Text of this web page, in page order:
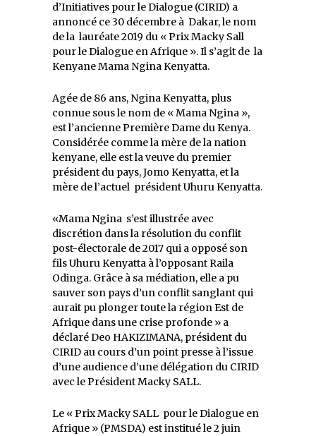
d’Initiatives pour le Dialogue (CIRID) a
annoncé ce 30 décembre à Dakar, le nom
de la lauréate 2019 du « Prix Macky Sall
pour le Dialogue en Afrique ». Il s’agit de la
Kenyane Mama Ngina Kenyatta.
Agée de 86 ans, Ngina Kenyatta, plus
connue sous le nom de « Mama Ngina »,
est l’ancienne Première Dame du Kenya.
Considérée comme la mère de la nation
kenyane, elle est la veuve du premier
président du pays, Jomo Kenyatta, et la
mère de l’actuel président Uhuru Kenyatta.
«Mama Ngina s’est illustrée avec
discrétion dans la résolution du conflit
post-électorale de 2017 qui a opposé son
fils Uhuru Kenyatta à l’opposant Raila
Odinga. Grâce à sa médiation, elle a pu
sauver son pays d’un conflit sanglant qui
aurait pu plonger toute la région Est de
Afrique dans une crise profonde » a
déclaré Deo HAKIZIMANA, président du
CIRID au cours d’un point presse à l’issue
d’une audience d’une délégation du CIRID
avec le Président Macky SALL.
Le « Prix Macky SALL pour le Dialogue en
Afrique » (PMSDA) est institué le 2 juin